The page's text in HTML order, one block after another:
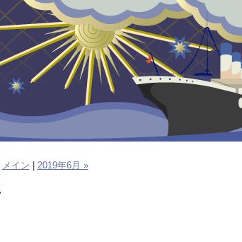
メイン 2019年6月 »